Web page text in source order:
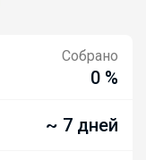
Собрано
0 %
~ 7 дней